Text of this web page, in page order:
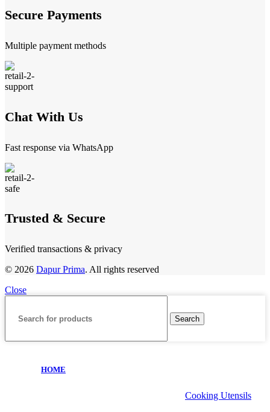
Secure Payments
Multiple payment methods
Chat With Us
Fast response via WhatsApp
Trusted & Secure
Verified transactions & privacy
© 2026 Dapur Prima. All rights reserved
Close
Search
HOME
Cooking Utensils